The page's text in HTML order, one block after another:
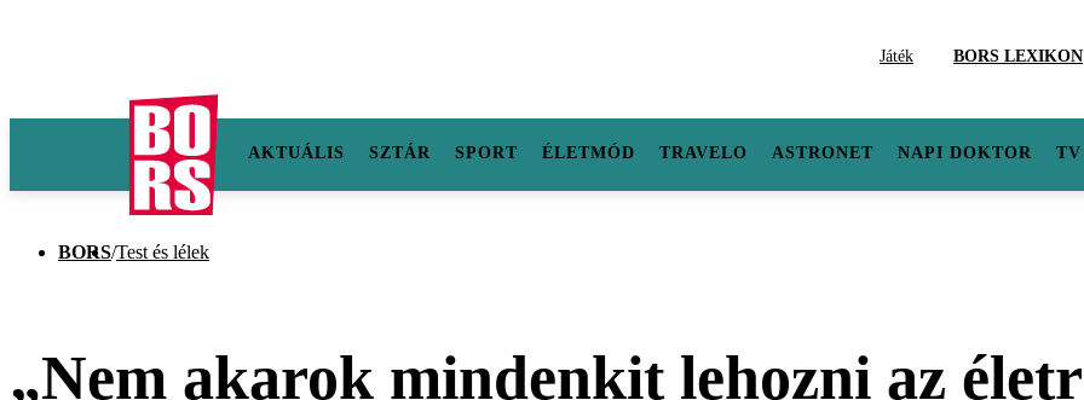
Játék BORS LEXIKON
AKTUÁLIS SZTÁR SPORT ÉLETMÓD TRAVELO ASTRONET NAPI DOKTOR TV
BORS/Test és lélek
„Nem akarok mindenkit lehozni az